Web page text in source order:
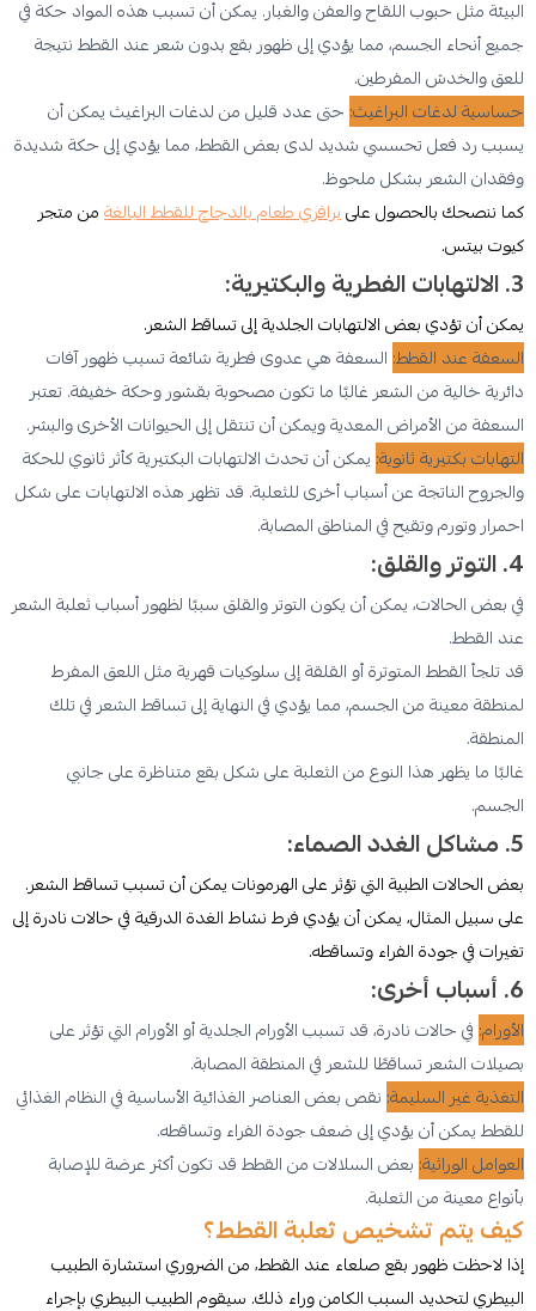
البيئة مثل حبوب اللقاح والعفن والغبار. يمكن أن تسبب هذه المواد حكة في
جميع أنحاء الجسم، مما يؤدي إلى ظهور بقع بدون شعر عند القطط نتيجة
للعق والخدش المفرطين.
حساسية لدغات البراغيث: حتى عدد قليل من لدغات البراغيث يمكن أن
يسبب رد فعل تحسسي شديد لدى بعض القطط، مما يؤدي إلى حكة شديدة
وفقدان الشعر بشكل ملحوظ.
كما ننصحك بالحصول علىبرافري طعام بالدجاج للقطط البالغةمن متجر
كيوت بيتس.
3. الالتهابات الفطرية والبكتيرية:
يمكن أن تؤدي بعض الالتهابات الجلدية إلى تساقط الشعر.
السعفة عند القطط: السعفة هي عدوى فطرية شائعة تسبب ظهور آفات
دائرية خالية من الشعر غالبًا ما تكون مصحوبة بقشور وحكة خفيفة. تعتبر
السعفة من الأمراض المعدية ويمكن أن تنتقل إلى الحيوانات الأخرى والبشر.
التهابات بكتيرية ثانوية: يمكن أن تحدث الالتهابات البكتيرية كأثر ثانوي للحكة
والجروح الناتجة عن أسباب أخرى للثعلبة. قد تظهر هذه الالتهابات على شكل
احمرار وتورم وتقيح في المناطق المصابة.
4. التوتر والقلق:
في بعض الحالات، يمكن أن يكون التوتر والقلق سببًا لظهور أسباب ثعلبة الشعر
عند القطط.
قد تلجأ القطط المتوترة أو القلقة إلى سلوكيات قهرية مثل اللعق المفرط
لمنطقة معينة من الجسم، مما يؤدي في النهاية إلى تساقط الشعر في تلك
المنطقة.
غالبًا ما يظهر هذا النوع من الثعلبة على شكل بقع متناظرة على جانبي
الجسم.
5. مشاكل الغدد الصماء:
بعض الحالات الطبية التي تؤثر على الهرمونات يمكن أن تسبب تساقط الشعر.
على سبيل المثال، يمكن أن يؤدي فرط نشاط الغدة الدرقية في حالات نادرة إلى
تغيرات في جودة الفراء وتساقطه.
6. أسباب أخرى:
الأورام: في حالات نادرة، قد تسبب الأورام الجلدية أو الأورام التي تؤثر على
بصيلات الشعر تساقطًا للشعر في المنطقة المصابة.
التغذية غير السليمة: نقص بعض العناصر الغذائية الأساسية في النظام الغذائي
للقطط يمكن أن يؤدي إلى ضعف جودة الفراء وتساقطه.
العوامل الوراثية: بعض السلالات من القطط قد تكون أكثر عرضة للإصابة
بأنواع معينة من الثعلبة.
كيف يتم تشخيص ثعلبة القطط؟
إذا لاحظت ظهور بقع صلعاء عند القطط، من الضروري استشارة الطبيب
البيطري لتحديد السبب الكامن وراء ذلك. سيقوم الطبيب البيطري بإجراء